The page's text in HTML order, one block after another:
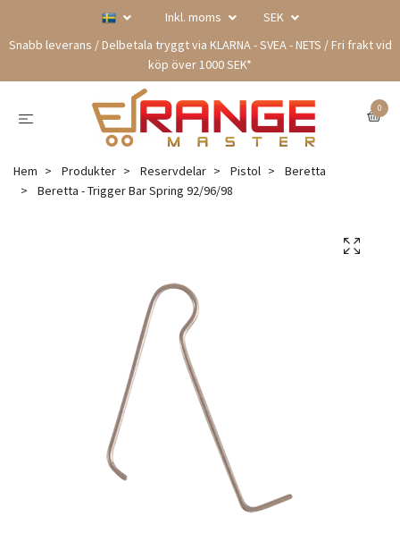
Inkl. moms
SEK
Snabb leverans / Delbetala tryggt via KLARNA - SVEA - NETS / Fri frakt vid
köp över 1000 SEK*
0
Hem Produkter Reservdelar Pistol
Beretta
Beretta - Trigger Bar Spring 92/96/98